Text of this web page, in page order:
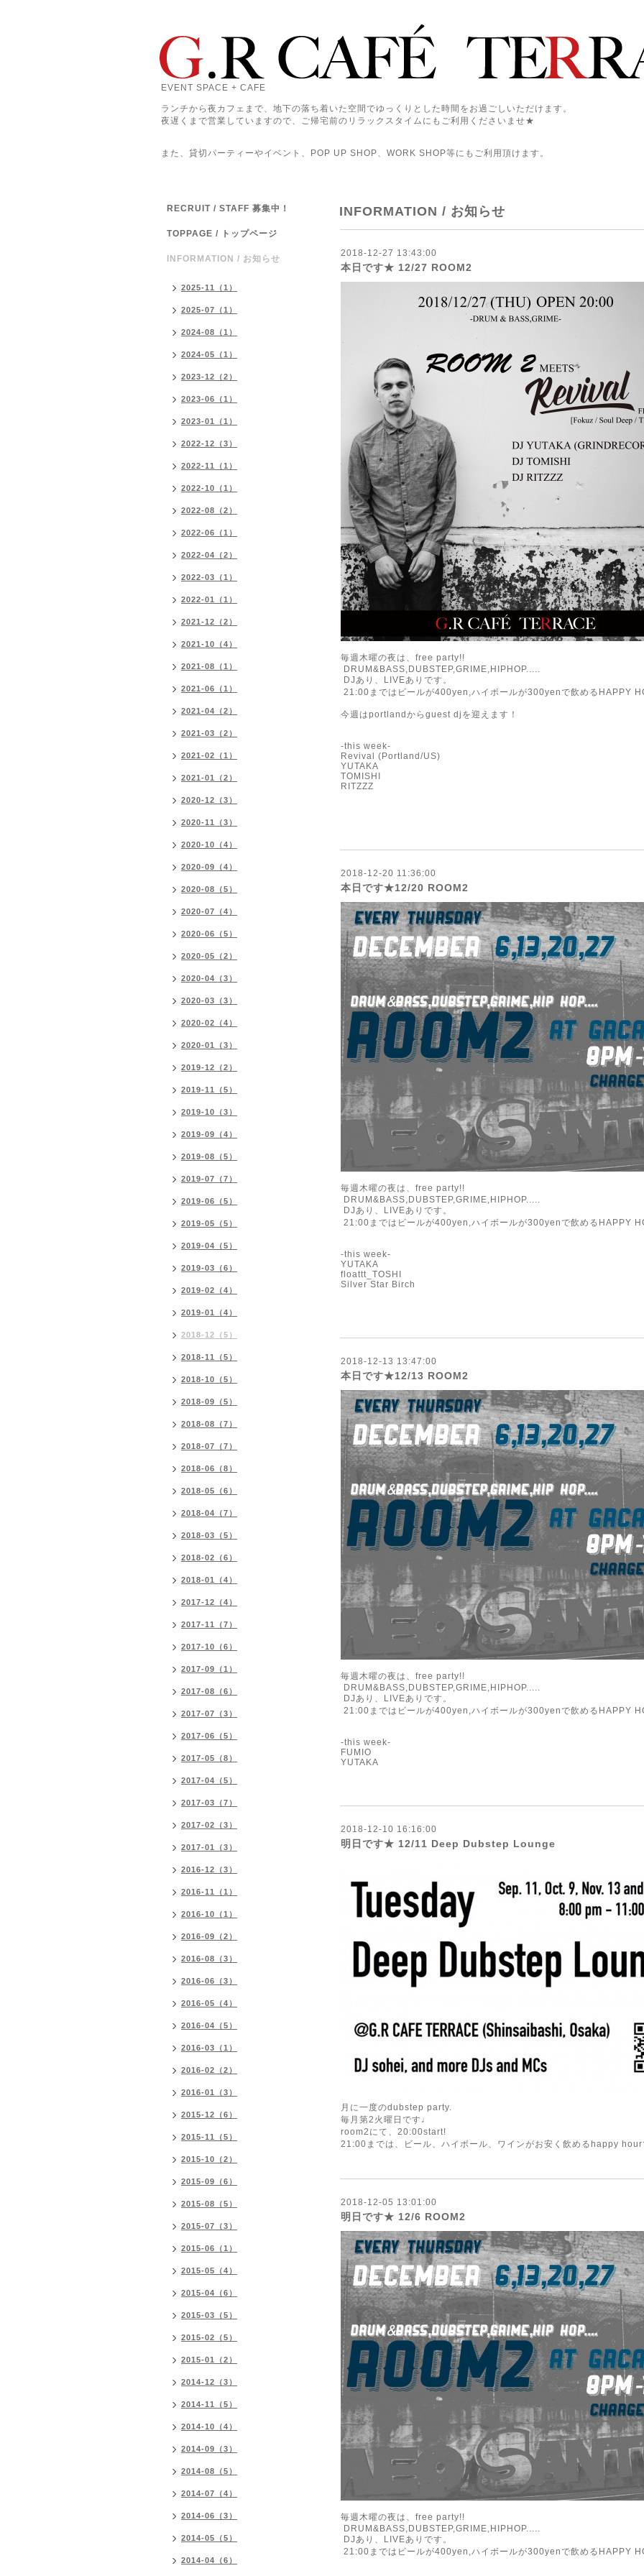
EVENT SPACE + CAFE
ランチから夜カフェまで、地下の落ち着いた空間でゆっくりとした時間をお過ごしいただけます。
夜遅くまで営業していますので、ご帰宅前のリラックスタイムにもご利用くださいませ★
また、貸切パーティーやイベント、POP UP SHOP、WORK SHOP等にもご利用頂けます。
INFORMATION / お知らせ
2018-12-27 13:43:00
本日です★ 12/27 ROOM2
毎週木曜の夜は、free party!!
DRUM&BASS,DUBSTEP,GRIME,HIPHOP.....
DJあり、LIVEありです。
21:00まではビールが400yen,ハイボールが300yenで飲めるHAPPY
今週はportlandからguest djを迎えます！
-this week-
Revival (Portland/US)
YUTAKA
TOMISHI
RITZZZ
2018-12-20 11:36:00
本日です★12/20 ROOM2
毎週木曜の夜は、free party!!
DRUM&BASS,DUBSTEP,GRIME,HIPHOP.....
DJあり、LIVEありです。
21:00まではビールが400yen,ハイボールが300yenで飲めるHAPPY
-this week-
YUTAKA
floattt_TOSHI
Silver Star Birch
2018-12-13 13:47:00
本日です★12/13 ROOM2
毎週木曜の夜は、free party!!
DRUM&BASS,DUBSTEP,GRIME,HIPHOP.....
DJあり、LIVEありです。
21:00まではビールが400yen,ハイボールが300yenで飲めるHAPPY
-this week-
FUMIO
YUTAKA
2018-12-10 16:16:00
明日です★ 12/11 Deep Dubstep Lounge
月に一度のdubstep party.
毎月第2火曜日です♩
room2にて、20:00start!
21:00までは、ビール、ハイボール、ワインがお安く飲めるhappy
2018-12-05 13:01:00
明日です★ 12/6 ROOM2
毎週木曜の夜は、free party!!
DRUM&BASS,DUBSTEP,GRIME,HIPHOP.....
DJあり、LIVEありです。
21:00まではビールが400yen,ハイボールが300yenで飲めるHAPPY
RECRUIT / STAFF 募集中！
TOPPAGE / トップページ
INFORMATION / お知らせ
2025-11（1）
2025-07（1）
2024-08（1）
2024-05（1）
2023-12（2）
2023-06（1）
2023-01（1）
2022-12（3）
2022-11（1）
2022-10（1）
2022-08（2）
2022-06（1）
2022-04（2）
2022-03（1）
2022-01（1）
2021-12（2）
2021-10（4）
2021-08（1）
2021-06（1）
2021-04（2）
2021-03（2）
2021-02（1）
2021-01（2）
2020-12（3）
2020-11（3）
2020-10（4）
2020-09（4）
2020-08（5）
2020-07（4）
2020-06（5）
2020-05（2）
2020-04（3）
2020-03（3）
2020-02（4）
2020-01（3）
2019-12（2）
2019-11（5）
2019-10（3）
2019-09（4）
2019-08（5）
2019-07（7）
2019-06（5）
2019-05（5）
2019-04（5）
2019-03（6）
2019-02（4）
2019-01（4）
2018-12（5）
2018-11（5）
2018-10（5）
2018-09（5）
2018-08（7）
2018-07（7）
2018-06（8）
2018-05（6）
2018-04（7）
2018-03（5）
2018-02（6）
2018-01（4）
2017-12（4）
2017-11（7）
2017-10（6）
2017-09（1）
2017-08（6）
2017-07（3）
2017-06（5）
2017-05（8）
2017-04（5）
2017-03（7）
2017-02（3）
2017-01（3）
2016-12（3）
2016-11（1）
2016-10（1）
2016-09（2）
2016-08（3）
2016-06（3）
2016-05（4）
2016-04（5）
2016-03（1）
2016-02（2）
2016-01（3）
2015-12（6）
2015-11（5）
2015-10（2）
2015-09（6）
2015-08（5）
2015-07（3）
2015-06（1）
2015-05（4）
2015-04（6）
2015-03（5）
2015-02（5）
2015-01（2）
2014-12（3）
2014-11（5）
2014-10（4）
2014-09（3）
2014-08（5）
2014-07（4）
2014-06（3）
2014-05（5）
2014-04（6）